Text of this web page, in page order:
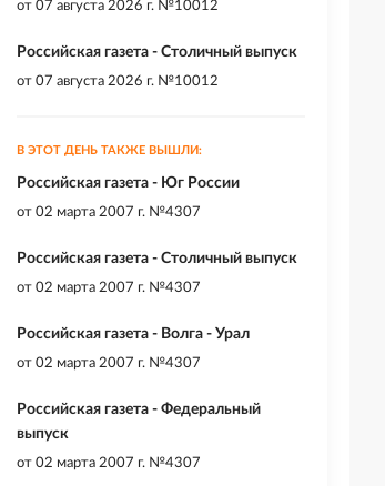
от 07 августа 2026 г. №10012
Российская газета - Столичный выпуск
от 07 августа 2026 г. №10012
В ЭТОТ ДЕНЬ ТАКЖЕ ВЫШЛИ:
Российская газета - Юг России
от 02 марта 2007 г. №4307
Российская газета - Столичный выпуск
от 02 марта 2007 г. №4307
Российская газета - Волга - Урал
от 02 марта 2007 г. №4307
Российская газета - Федеральный
выпуск
от 02 марта 2007 г. №4307